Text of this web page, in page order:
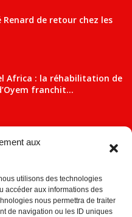
aux
utilisons des technologies
accéder aux informations des
nous permettra de traiter
de navigation ou les ID uniques
Renard de retour chez les
Africa : la réhabilitation de
franchit...
2091